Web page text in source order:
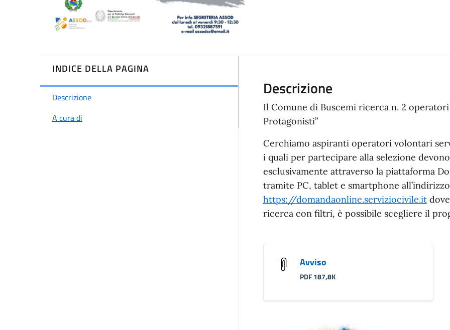
INDICE DELLA PAGINA
A cura di
Il Comune di Buscemi ricerca n. 2
Protagonisti”
Cerchiamo aspiranti operatori volontari
i quali per partecipare alla selezione
esclusivamente attraverso la piattaforma
tramite PC, tablet e smartphone all’indirizzo
https://domandaonline.serviziocivile.it
ricerca con filtri, è possibile scegliere il
Avviso
PDF 187,8K